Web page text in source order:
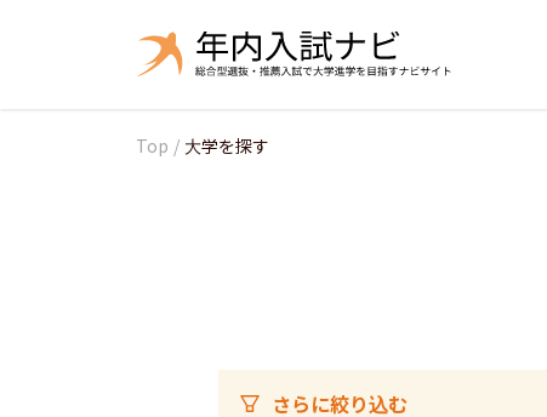
Top / 大学を探す
さらに絞り込む